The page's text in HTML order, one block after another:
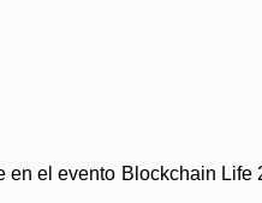
el evento Blockchain Life